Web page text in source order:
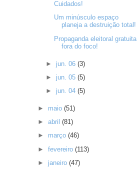
Cuidados!
Um minúsculo espaço
planeja a destruição total!
Propaganda eleitoral gratuita,
fora do foco!
► jun. 06 (3)
► jun. 05 (5)
► jun. 04 (5)
► maio(51)
►abril(81)
► março(46)
►fevereiro(113)
► janeiro(47)